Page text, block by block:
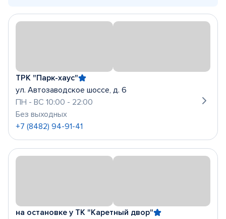
ТРК "Парк-хаус"
ул. Автозаводское шоссе, д. 6
ПН - ВС 10:00 - 22:00
Без выходных
+7 (8482) 94-91-41
на остановке у ТК "Каретный двор"